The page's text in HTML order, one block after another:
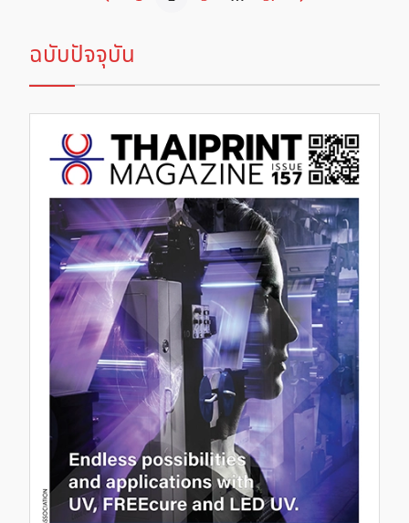
ฉบับปัจจุบัน